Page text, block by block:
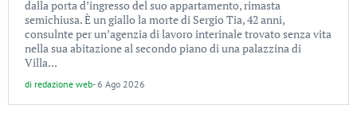
dalla porta d’ingresso del suo appartamento, rimasta
semichiusa. È un giallo la morte di Sergio Tia, 42 anni,
consulnte per un’agenzia di lavoro interinale trovato senza vita
nella sua abitazione al secondo piano di una palazzina di
Villa...
di redazione web-6 Ago 2026